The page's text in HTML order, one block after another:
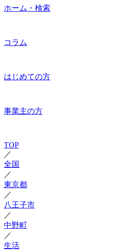
ホーム・検索
コラム
はじめての方
事業主の方
TOP
／
全国
／
東京都
／
八王子市
／
中野町
／
生活